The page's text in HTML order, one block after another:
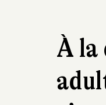
À la